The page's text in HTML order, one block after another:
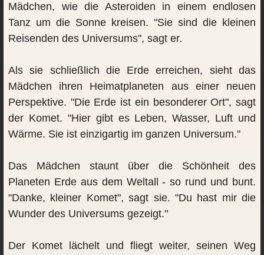
Mädchen, wie die Asteroiden in einem endlosen
Tanz um die Sonne kreisen. "Sie sind die kleinen
Reisenden des Universums", sagt er.
Als sie schließlich die Erde erreichen, sieht das
Mädchen ihren Heimatplaneten aus einer neuen
Perspektive. "Die Erde ist ein besonderer Ort", sagt
der Komet. "Hier gibt es Leben, Wasser, Luft und
Wärme. Sie ist einzigartig im ganzen Universum."
Das Mädchen staunt über die Schönheit des
Planeten Erde aus dem Weltall - so rund und bunt.
"Danke, kleiner Komet", sagt sie. "Du hast mir die
Wunder des Universums gezeigt."
Der Komet lächelt und fliegt weiter, seinen Weg